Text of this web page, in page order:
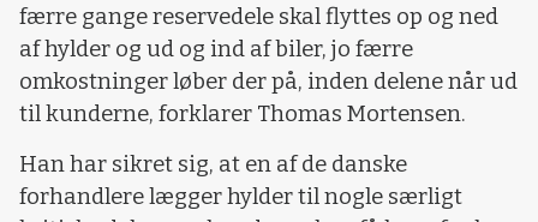
færre gange reservedele skal flyttes op og ned
af hylder og ud og ind af biler, jo færre
omkostninger løber der på, inden delene når ud
til kunderne, forklarer Thomas Mortensen.
Han har sikret sig, at en af de danske
forhandlere lægger hylder til nogle særligt